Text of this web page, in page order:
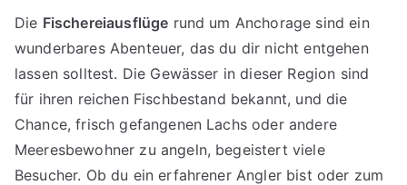
Die Fischereiausflüge rund um Anchorage sind ein
wunderbares Abenteuer, das du dir nicht entgehen
lassen solltest. Die Gewässer in dieser Region sind
für ihren reichen Fischbestand bekannt, und die
Chance, frisch gefangenen Lachs oder andere
Meeresbewohner zu angeln, begeistert viele
Besucher. Ob du ein erfahrener Angler bist oder zum